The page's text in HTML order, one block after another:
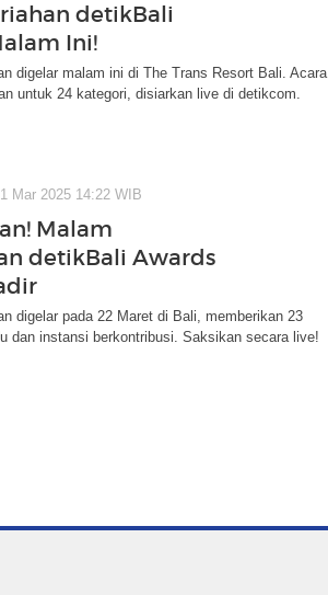
detikBali
Ini!
digelar malam ini di The Trans Resort Bali. Acara
untuk 24 kategori, disiarkan live di detikcom.
Mar 2025 14:22 WIB
Malam
detikBali Awards
digelar pada 22 Maret di Bali, memberikan 23
dan instansi berkontribusi. Saksikan secara live!